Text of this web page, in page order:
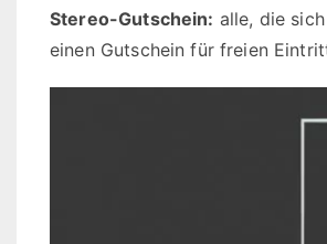
Stereo-Gutschein: alle, die
einen Gutschein für freien